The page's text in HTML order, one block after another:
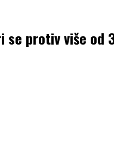
se protiv više